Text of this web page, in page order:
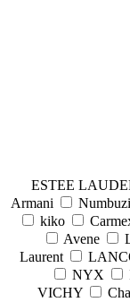
ESTEE
Armani
kiko
Avene
Laurent
NYX
VICHY